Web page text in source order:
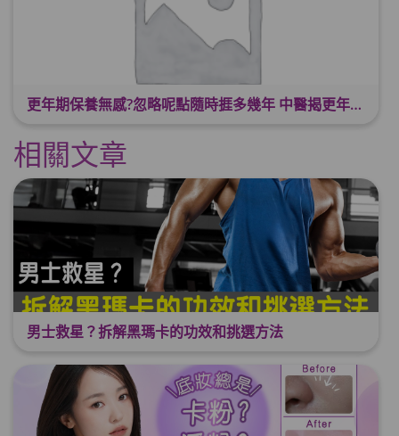
更年期保養無感?忽略呢點隨時捱多幾年 中醫揭更年保養關鍵 輕鬆舒適渡過更年期
相關文章
男士救星？拆解黑瑪卡的功效和挑選方法